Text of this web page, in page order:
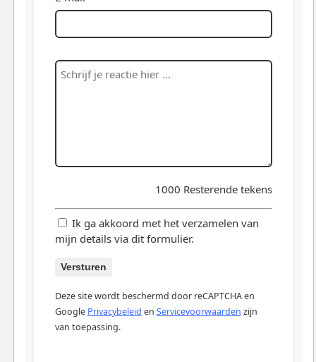
1000 Resterende tekens
Ik ga akkoord met het verzamelen van
mijn details via dit formulier.
Versturen
Deze site wordt beschermd door reCAPTCHA en
Google Privacybeleid en Servicevoorwaarden zijn
van toepassing.